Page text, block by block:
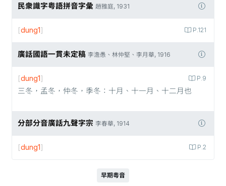
民衆識字粤語拼音字彙 趙雅庭, 1931
P.121
[dung1]
廣話國語一貫未定稿 李澹愚、林仲堅、李月華, 1916
P.9
[dung1]
三冬，孟冬，仲冬，季冬：十月、十一月、十二月也
分部分音廣話九聲字宗 李春華, 1914
P.2
[dung1]
早期粵音